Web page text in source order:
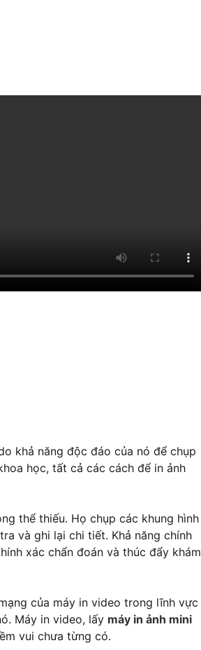
khả năng độc đáo của nó để chụp
học, tất cả các cách để in ảnh
thể thiếu. Họ chụp các khung hình
và ghi lại chi tiết. Khả năng chính
xác chẩn đoán và thúc đẩy khám
của máy in video trong lĩnh vực
Máy in video, lấy máy in ảnh mini
vui chưa từng có.